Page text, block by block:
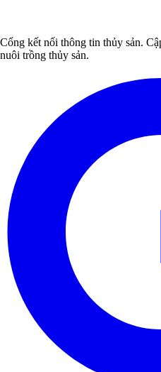
Cổng kết nối thông tin thủy sản.
nuôi trồng thủy sản.